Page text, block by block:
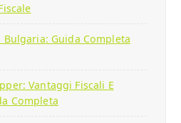
Guida Completa
Vantaggi Fiscali E
Completa